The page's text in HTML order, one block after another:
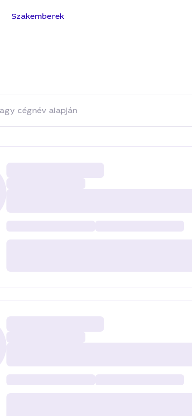
Szakemberek